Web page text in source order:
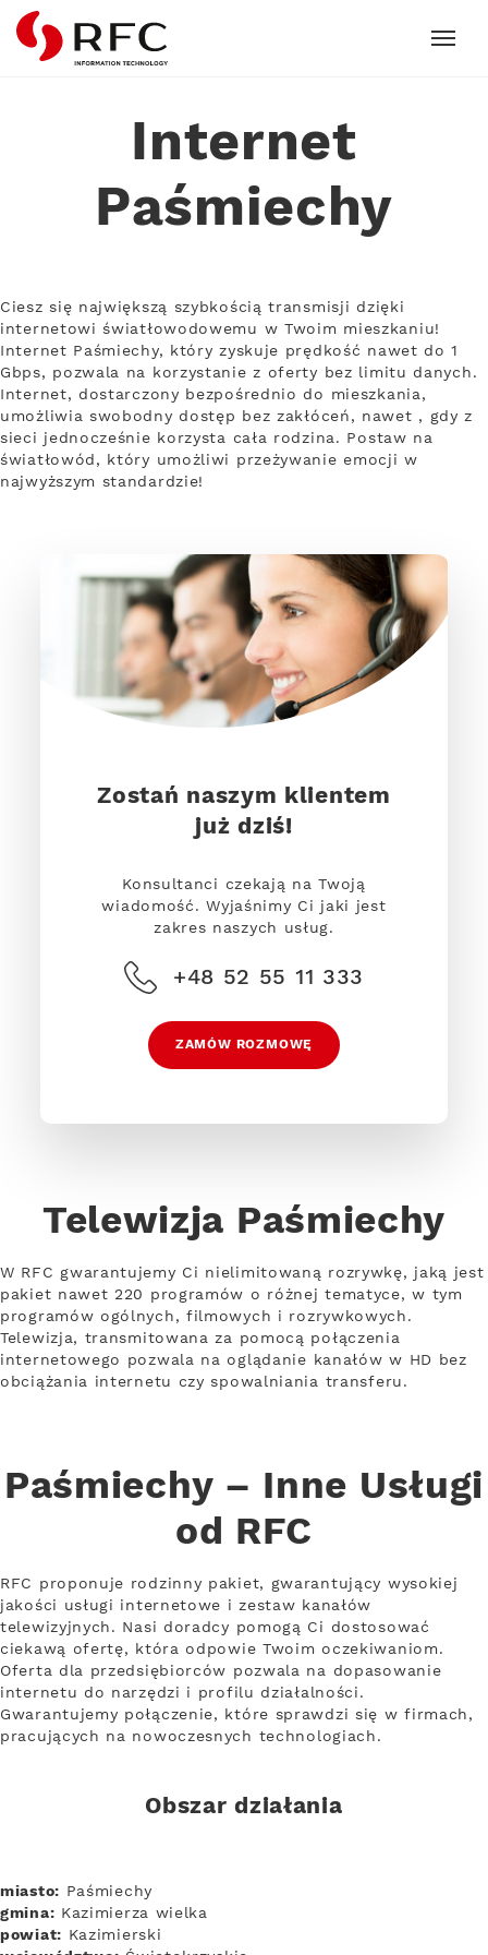
RFC
Internet
Paśmiechy
Ciesz się największą szybkością transmisji dzięki
internetowi światłowodowemu w Twoim mieszkaniu!
Internet Paśmiechy, który zyskuje prędkość nawet do 1
Gbps, pozwala na korzystanie z oferty bez limitu danych.
Internet, dostarczony bezpośrednio do mieszkania,
umożliwia swobodny dostęp bez zakłóceń, nawet , gdy z
sieci jednocześnie korzysta cała rodzina. Postaw na
światłowód, który umożliwi przeżywanie emocji w
najwyższym standardzie!
Zostań naszym klientem
już dziś!
Konsultanci czekają na Twoją
wiadomość. Wyjaśnimy Ci jaki jest
zakres naszych usług.
+48 52 55 11 333
ZAMÓW ROZMOWĘ
Telewizja Paśmiechy
W RFC gwarantujemy Ci nielimitowaną rozrywkę, jaką jest
pakiet nawet 220 programów o różnej tematyce, w tym
programów ogólnych, filmowych i rozrywkowych.
Telewizja, transmitowana za pomocą połączenia
internetowego pozwala na oglądanie kanałów w HD bez
obciążania internetu czy spowalniania transferu.
Paśmiechy – Inne Usługi
od RFC
RFC proponuje rodzinny pakiet, gwarantujący wysokiej
jakości usługi internetowe i zestaw kanałów
telewizyjnych. Nasi doradcy pomogą Ci dostosować
ciekawą ofertę, która odpowie Twoim oczekiwaniom.
Oferta dla przedsiębiorców pozwala na dopasowanie
internetu do narzędzi i profilu działalności.
Gwarantujemy połączenie, które sprawdzi się w firmach,
pracujących na nowoczesnych technologiach.
Obszar działania
miasto: Paśmiechy
gmina: Kazimierza wielka
powiat: Kazimierski